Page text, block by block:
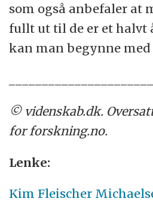
som også anbefaler at
fullt ut til de er et halvt
kan man begynne
© videnskab.dk.
for forskning.no.
Lenke:
Kim Fleischer